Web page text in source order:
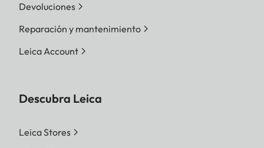
Devoluciones
Reparación y mantenimiento
Leica Account
Descubra Leica
Leica Stores